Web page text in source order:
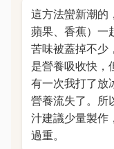
這方法蠻新潮的
蘋果、香蕉）一
苦味被蓋掉不少
是營養吸收快，
有一次我打了放
營養流失了。所
汁建議少量製作
過重。